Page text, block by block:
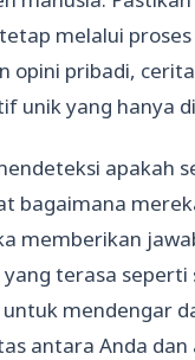
melalui
opini pribadi,
unik yang hanya
apakah
bagaimana
memberikan
terasa
mendengar
antara Anda dan